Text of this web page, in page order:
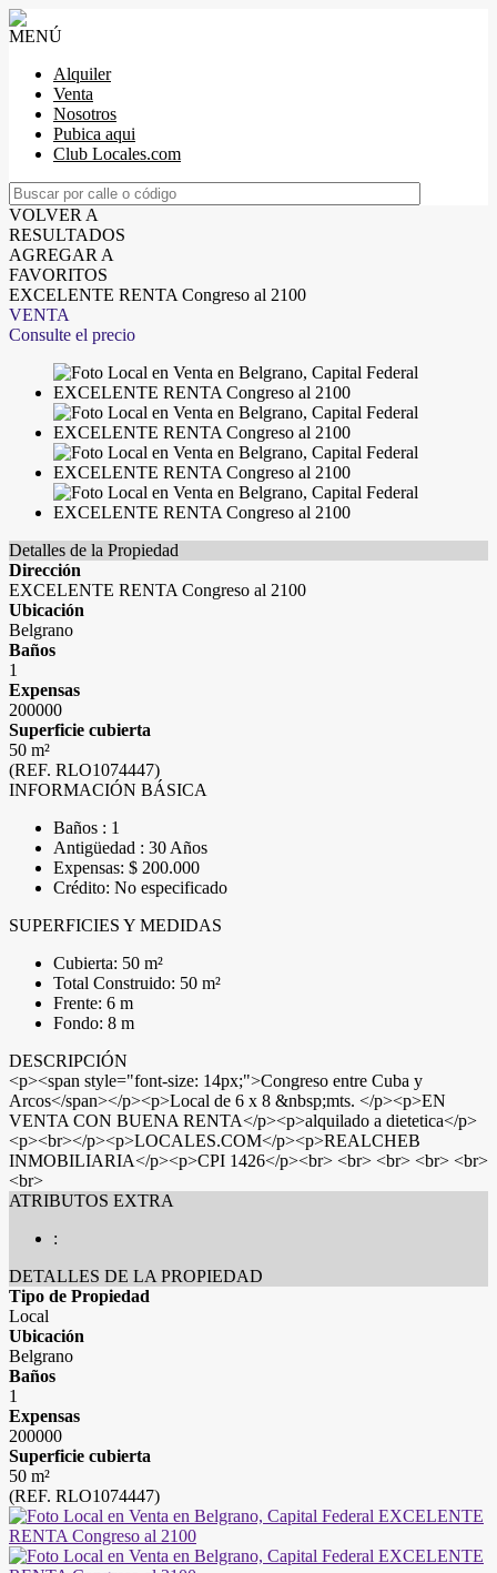
MENÚ
Alquiler
Venta
Nosotros
Pubica aqui
Club Locales.com
VOLVER A
RESULTADOS
AGREGAR A
FAVORITOS
EXCELENTE RENTA Congreso al 2100
VENTA
Consulte el precio
Detalles de la Propiedad
Dirección
EXCELENTE RENTA Congreso al 2100
Ubicación
Belgrano
Baños
1
Expensas
200000
Superficie cubierta
50 m²
(REF. RLO1074447)
INFORMACIÓN BÁSICA
Baños : 1
Antigüedad : 30 Años
Expensas: $ 200.000
Crédito: No especificado
SUPERFICIES Y MEDIDAS
Cubierta: 50 m²
Total Construido: 50 m²
Frente: 6 m
Fondo: 8 m
DESCRIPCIÓN
<p><span style="font-size: 14px;">Congreso entre Cuba y
Arcos</span></p><p>Local de 6 x 8 &nbsp;mts. </p><p>EN
VENTA CON BUENA RENTA</p><p>alquilado a dietetica</p>
<p><br></p><p>LOCALES.COM</p><p>REALCHEB
INMOBILIARIA</p><p>CPI 1426</p><br> <br> <br> <br> <br>
<br>
ATRIBUTOS EXTRA
:
DETALLES DE LA PROPIEDAD
Tipo de Propiedad
Local
Ubicación
Belgrano
Baños
1
Expensas
200000
Superficie cubierta
50 m²
(REF. RLO1074447)